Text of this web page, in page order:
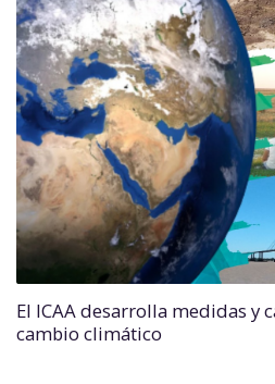
El ICAA desarrolla medidas y
cambio climático